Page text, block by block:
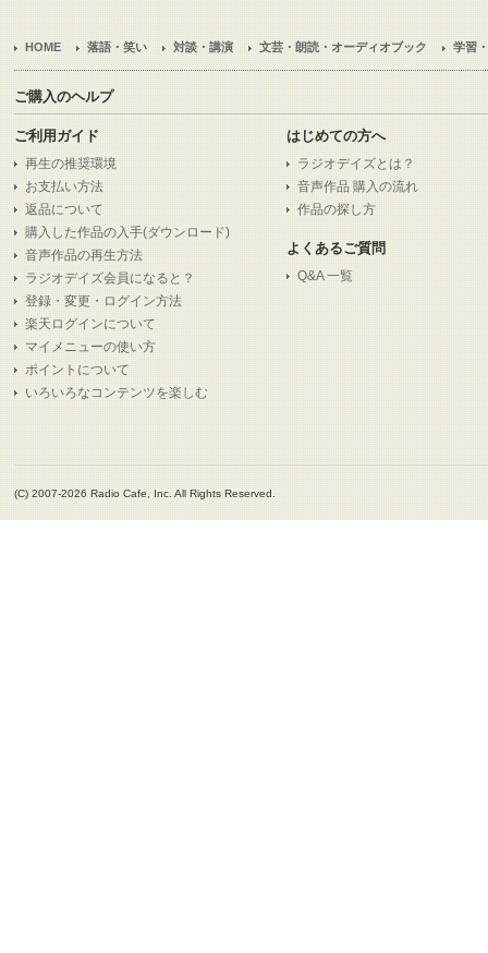
HOME 落語・笑い 対談・講演 文芸・朗読・オーディオブック 学習
ご購入のヘルプ
ご利用ガイド
再生の推奨環境
お支払い方法
返品について
購入した作品の入手(ダウンロード)
音声作品の再生方法
ラジオデイズ会員になると？
登録・変更・ログイン方法
楽天ログインについて
マイメニューの使い方
ポイントについて
いろいろなコンテンツを楽しむ
はじめての方へ
ラジオデイズとは？
音声作品 購入の流れ
作品の探し方
よくあるご質問
Q&A 一覧
(C) 2007-2026 Radio Cafe, Inc. All Rights Reserved.